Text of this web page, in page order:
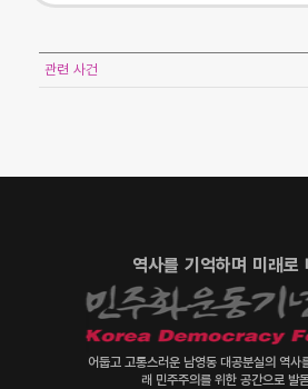
관련 사건
역사를 기억하며 미래로
어둡고 고통스러운 남영동 대공분실의 역사
래 민주주의를 위한 공간으로 발